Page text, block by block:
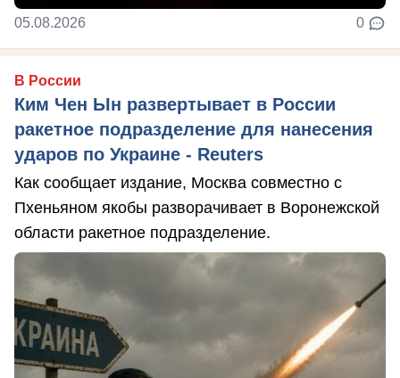
05.08.2026 0
В России
Ким Чен Ын развертывает в России
ракетное подразделение для нанесения
ударов по Украине - Reuters
Как сообщает издание, Москва совместно с
Пхеньяном якобы разворачивает в Воронежской
области ракетное подразделение.